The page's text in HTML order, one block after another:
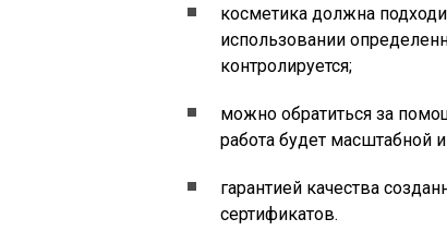
косметика должна
использовании
контролируется;
можно обратиться за
работа будет масштабной
гарантией качества
сертификатов.